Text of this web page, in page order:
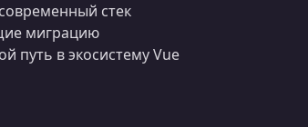
стек
миграцию
в экосистему Vue